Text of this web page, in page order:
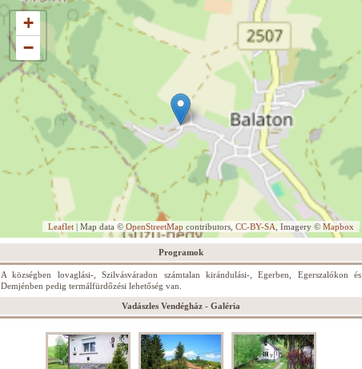
+
−
Leaflet | Map data © OpenStreetMap contributors, CC-BY-SA , Imagery © Mapbox
Programok
A községben lovaglási-, Szilvásváradon számtalan kirándulási-, Egerben, Egerszalókon és
Demjénben pedig termálfürdőzési lehetőség van.
Vadászles Vendégház - Galéria